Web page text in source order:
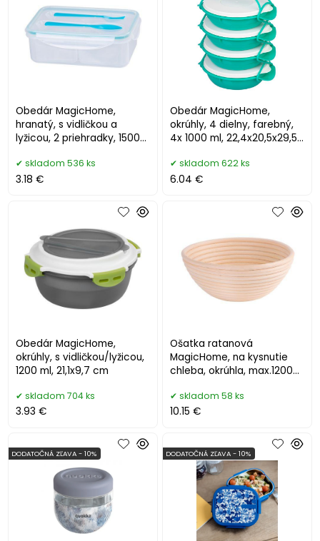
Obedár MagicHome,
hranatý, s vidličkou a
lyžicou, 2 priehradky, 1500
skladom 536 ks
3.18 €
Obedár MagicHome,
okrúhly, 4 dielny, farebný,
4x 1000 ml, 22,4x20,5x29,5
skladom 622 ks
6.04 €
Obedár MagicHome,
okrúhly, s vidličkou/lyžicou,
1200 ml, 21,1x9,7 cm
skladom 704 ks
3.93 €
Ošatka ratanová
MagicHome, na kysnutie
chleba, okrúhla, max.1200
skladom 58 ks
10.15 €
DODATOČNÁ ZĽAVA - 10% DODATOČNÁ ZĽAVA - 10%